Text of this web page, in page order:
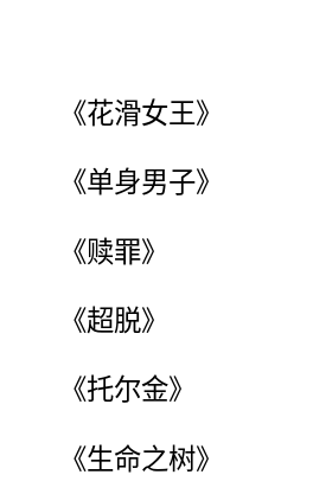
《花滑女王》
《单身男子》
《赎罪》
《超脱》
《托尔金》
《生命之树》